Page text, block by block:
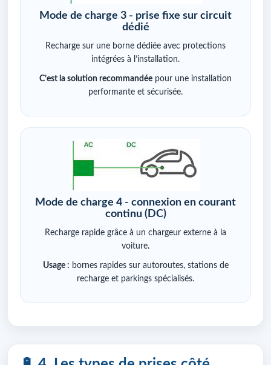
Mode de charge 3 - prise fixe sur circuit
dédié
Recharge sur une borne dédiée avec protections
intégrées à l’installation.
C’est la solution recommandée pour une installation
performante et sécurisée.
Mode de charge 4 - connexion en courant
continu (DC)
Recharge rapide grâce à un chargeur externe à la
voiture.
Usage : bornes rapides sur autoroutes, stations de
recharge et parkings spécialisés.